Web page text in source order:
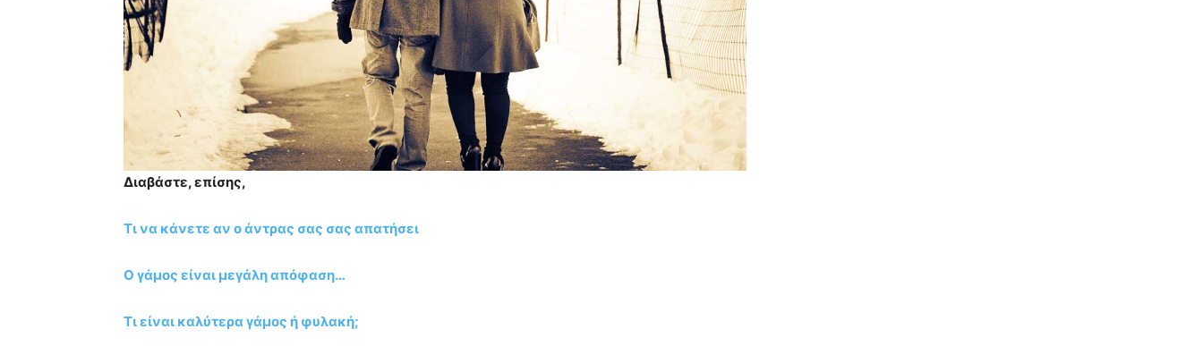
Διαβάστε, επίσης,
Τι να κάνετε αν ο άντρας σας σας απατήσει
Ο γάμος είναι μεγάλη απόφαση…
Τι είναι καλύτερα γάμος ή φυλακή;